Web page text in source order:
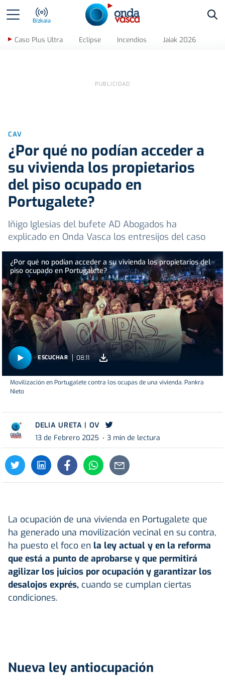
Bizkaia
Caso Plus Ultra Eclipse Incendios Jaiak 2026
CAV
¿Por qué no podían acceder a
su vivienda los propietarios
del piso ocupado en
Portugalete?
Iñigo Iglesias del bufete AD Abogados ha
explicado en Onda Vasca los entresijos del caso
¿Por qué no podían acceder a su vivienda los propietarios del
piso ocupado en Portugalete?
ESCUCHAR 08:11
Movilización en Portugalete contra los ocupas de una vivienda. Pankra
Nieto
DELIA URETA | OV
13 de Febrero 2025
3 min de lectura
La ocupación de una vivienda en Portugalete que
ha generado una movilización vecinal en su contra,
ha puesto el foco en la ley actual y en la reforma
que está a punto de aprobarse y que permitirá
agilizar los juicios por ocupación y garantizar los
desalojos exprés, cuando se cumplan ciertas
condiciones.
Nueva ley antiocupación